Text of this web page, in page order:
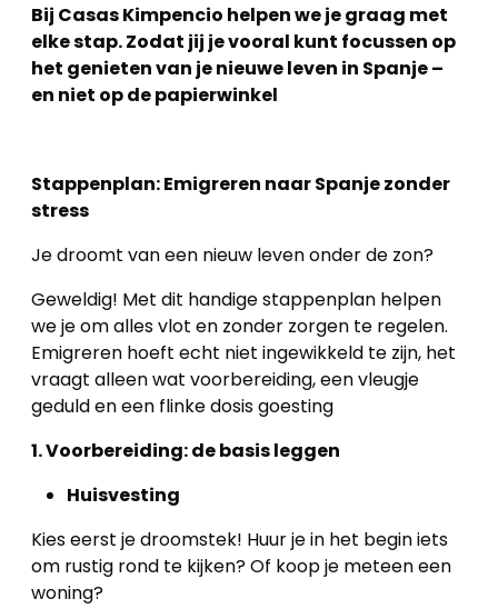
Bij Casas Kimpencio helpen we je graag met
elke stap. Zodat jij je vooral kunt focussen op
het genieten van je nieuwe leven in Spanje –
en niet op de papierwinkel
Stappenplan: Emigreren naar Spanje zonder
stress
Je droomt van een nieuw leven onder de zon?
Geweldig! Met dit handige stappenplan helpen
we je om alles vlot en zonder zorgen te regelen.
Emigreren hoeft echt niet ingewikkeld te zijn, het
vraagt alleen wat voorbereiding, een vleugje
geduld en een flinke dosis goesting
1. Voorbereiding: de basis leggen
Huisvesting
Kies eerst je droomstek! Huur je in het begin iets
om rustig rond te kijken? Of koop je meteen een
woning?